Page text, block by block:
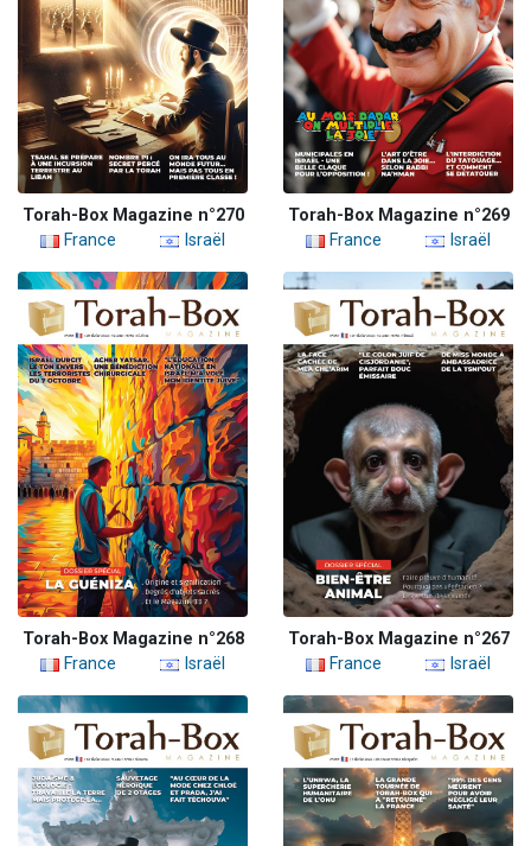
Torah-Box Magazine n°270
France
Israël
Torah-Box Magazine n°269
France
Israël
Torah-Box Magazine n°268
France
Israël
Torah-Box Magazine n°267
France
Israël